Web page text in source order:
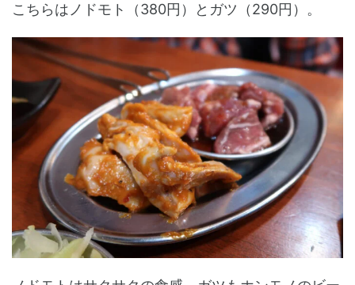
こちらはノドモト（380円）とガツ（290円）。